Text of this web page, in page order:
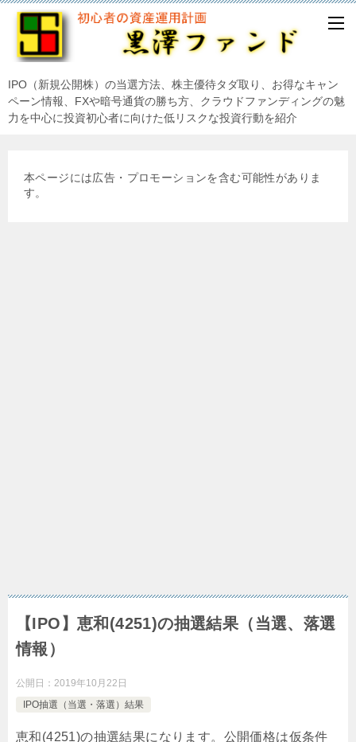
IPO（新規公開株）の当選方法、株主優待タダ取り、お得なキャン
ペーン情報、FXや暗号通貨の勝ち方、クラウドファンディングの魅
力を中心に投資初心者に向けた低リスクな投資行動を紹介
本ページには広告・プロモーションを含む可能性がありま
す。
【IPO】恵和(4251)の抽選結果（当選、落選
情報）
公開日： 2019年10月22日
IPO抽選（当選・落選）結果
恵和(4251)の抽選結果になります。公開価格は仮条件